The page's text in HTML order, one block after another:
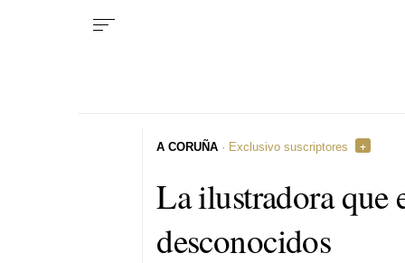
La ilustradora que
desconocidos
A CORUÑA · Exclusivo suscriptores